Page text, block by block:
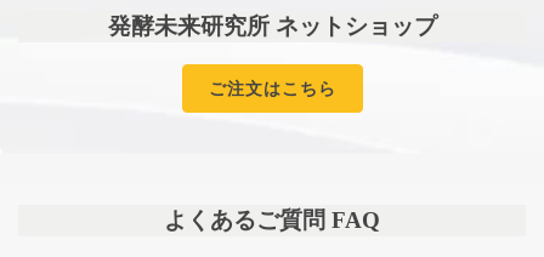
発酵未来研究所 ネットショップ
ご注文はこちら
よくあるご質問 FAQ